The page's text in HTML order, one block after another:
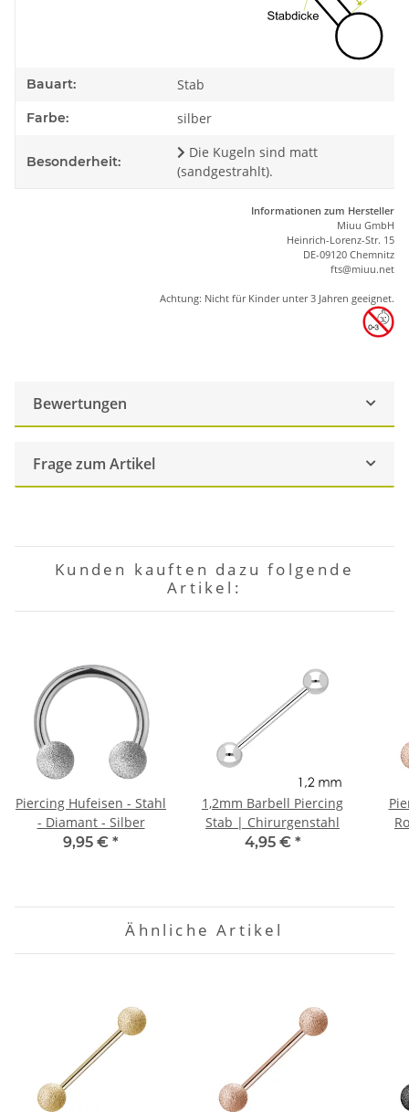
Bauart: Stab
Farbe: silber
Besonderheit:
Die Kugeln sind matt
(sandgestrahlt).
Informationen zum Hersteller
Miuu GmbH
Heinrich-Lorenz-Str. 15
DE-09120 Chemnitz
fts@miuu.net
Achtung: Nicht für Kinder unter 3 Jahren geeignet.
Bewertungen
Frage zum Artikel
Kunden kauften dazu folgende
Artikel:
Piercing Hufeisen - Stahl
- Diamant - Silber
9,95 € *
1,2mm Barbell Piercing
Stab | Chirurgenstahl
4,95 € *
Ähnliche Artikel